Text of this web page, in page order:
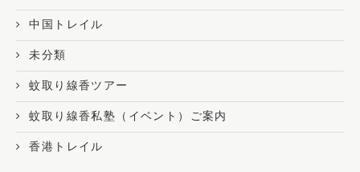
中国トレイル
未分類
蚊取り線香ツアー
蚊取り線香私塾（イベント）ご案内
香港トレイル